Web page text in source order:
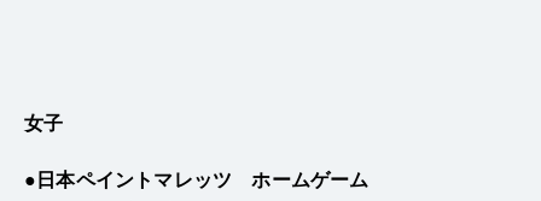
女子
●日本ペイントマレッツ ホームゲーム